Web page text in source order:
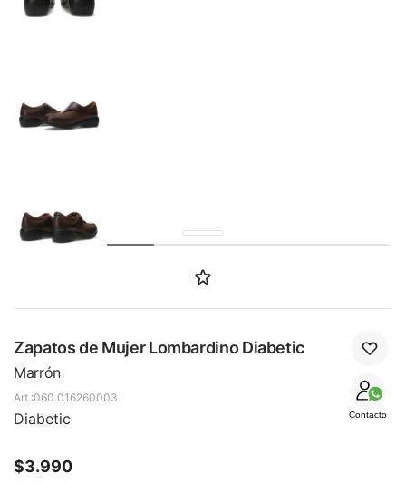
Zapatos de Mujer Lombardino Diabetic
Marrón
Contacto
060.016260003
Diabetic
$3.990